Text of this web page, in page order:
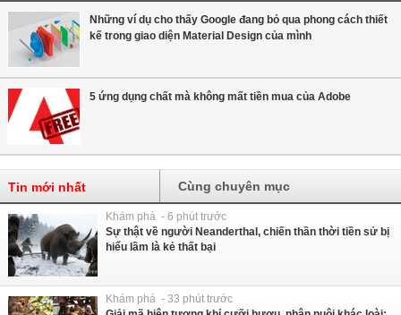
Những ví dụ cho thấy Google đang bỏ qua phong cách thiết
kế trong giao diện Material Design của mình
5 ứng dụng chất mà không mất tiền mua của Adobe
Tin mới nhất Cùng chuyên mục
Khám phá - 6 phút trước
Sự thật về người Neanderthal, chiến thần thời tiền sử bị
hiểu lầm là kẻ thất bại
Khám phá - 33 phút trước